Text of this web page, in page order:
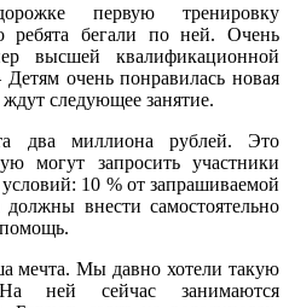
первую тренировку
ребята бегали по ней. Очень
высшей квалификационной
очень понравилась новая
ждут следующее занятие.
два миллиона рублей. Это
могут запросить участники
10 % от запрашиваемой
внести самостоятельно
мечта. Мы давно хотели такую
На ней сейчас занимаются